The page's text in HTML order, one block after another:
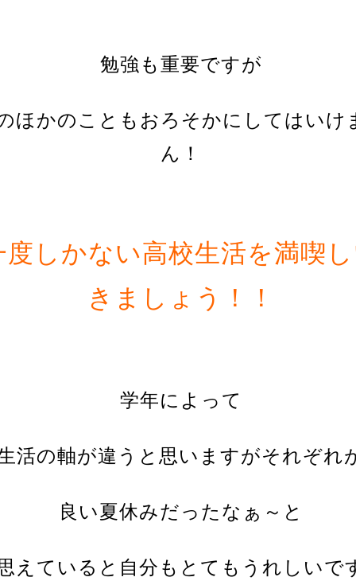
勉強も重要ですが
ほかのこともおろそかにしてはいけ
ん！
度しかない高校生活を満喫
きましょう！！
学年によって
活の軸が違うと思いますがそれぞれ
良い夏休みだったなぁ～と
えていると自分もとてもうれしいで